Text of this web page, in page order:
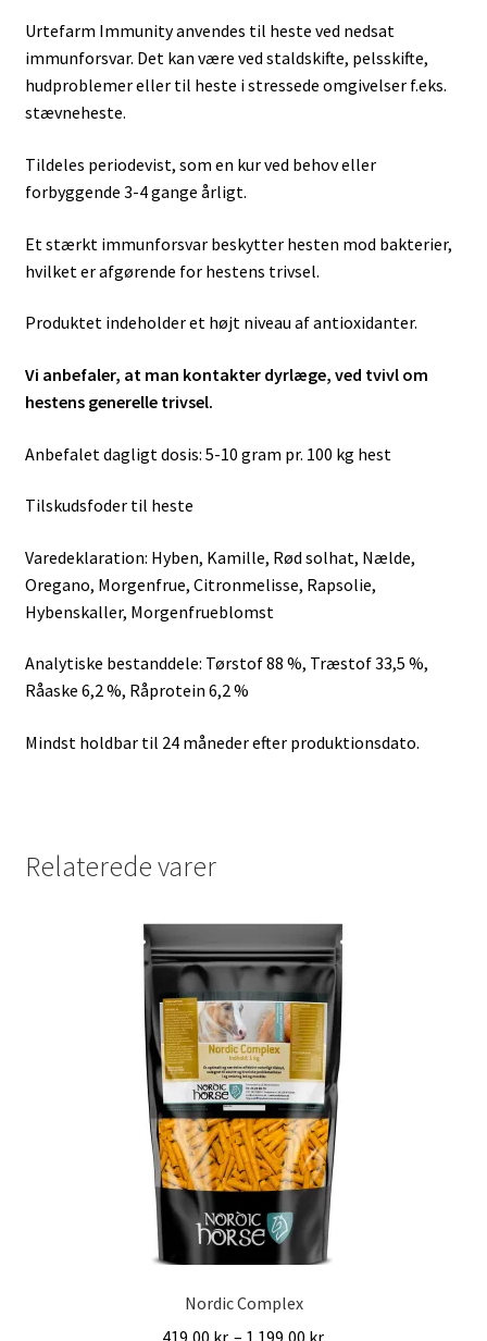
Urtefarm Immunity anvendes til heste ved nedsat
immunforsvar. Det kan være ved staldskifte, pelsskifte,
hudproblemer eller til heste i stressede omgivelser f.eks.
stævneheste.
Tildeles periodevist, som en kur ved behov eller
forbyggende 3-4 gange årligt.
Et stærkt immunforsvar beskytter hesten mod bakterier,
hvilket er afgørende for hestens trivsel.
Produktet indeholder et højt niveau af antioxidanter.
Vi anbefaler, at man kontakter dyrlæge, ved tvivl om
hestens generelle trivsel.
Anbefalet dagligt dosis: 5-10 gram pr. 100 kg hest
Tilskudsfoder til heste
Varedeklaration: Hyben, Kamille, Rød solhat, Nælde,
Oregano, Morgenfrue, Citronmelisse, Rapsolie,
Hybenskaller, Morgenfrueblomst
Analytiske bestanddele: Tørstof 88 %, Træstof 33,5 %,
Råaske 6,2 %, Råprotein 6,2 %
Mindst holdbar til 24 måneder efter produktionsdato.
Relaterede varer
Nordic Complex
419,00 kr. – 1.199,00 kr.